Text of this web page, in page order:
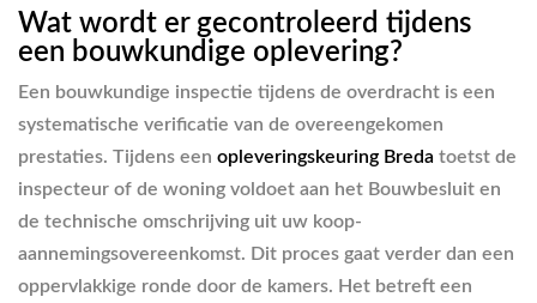
Wat wordt er gecontroleerd tijdens
een bouwkundige oplevering?
Een bouwkundige inspectie tijdens de overdracht is een
systematische verificatie van de overeengekomen
prestaties. Tijdens een opleveringskeuring Breda toetst de
inspecteur of de woning voldoet aan het Bouwbesluit en
de technische omschrijving uit uw koop-
aannemingsovereenkomst. Dit proces gaat verder dan een
oppervlakkige ronde door de kamers. Het betreft een